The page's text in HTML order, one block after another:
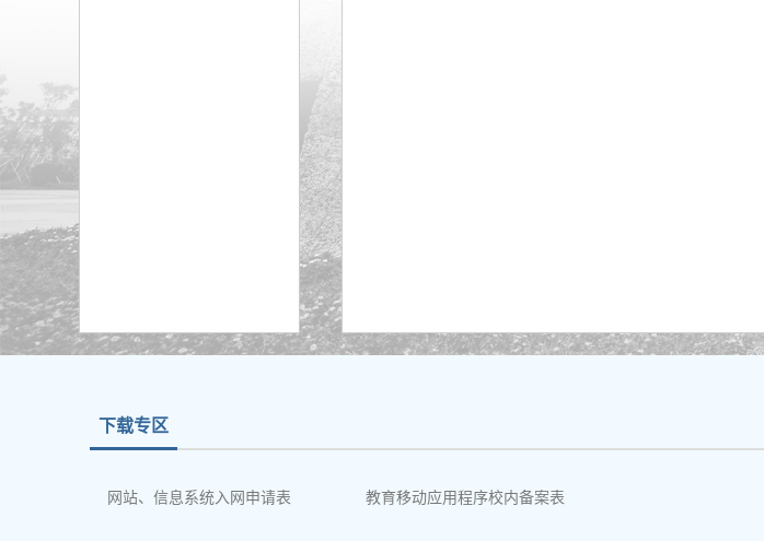
下载专区
网站、信息系统入网申请表 教育移动应用程序校内备案表